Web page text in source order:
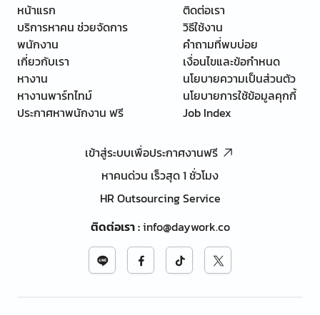
หน้าแรก
บริการหาคน ช่วยจัดการ
พนักงาน
เกี่ยวกับเรา
หางาน
หางานพาร์ทไทม์
ประกาศหาพนักงาน ฟรี
ติดต่อเรา
วิธีใช้งาน
คำถามที่พบบ่อย
เงื่อนไขและข้อกำหนด
นโยบายความเป็นส่วนตัว
นโยบายการใช้ข้อมูลคุกกี้
Job Index
เข้าสู่ระบบเพื่อประกาศงานฟรี
หาคนด่วน เร็วสุด 1 ชั่วโมง
HR Outsourcing Service
ติดต่อเรา:info@daywork.co